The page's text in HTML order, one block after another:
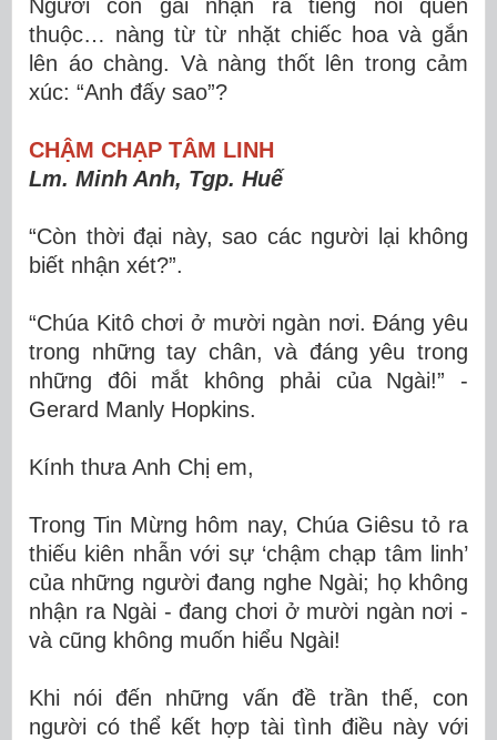
Người con gái nhận ra tiếng nói quen
thuộc… nàng từ từ nhặt chiếc hoa và gắn
lên áo chàng. Và nàng thốt lên trong cảm
xúc: “Anh đấy sao”?
CHẬM CHẠP TÂM LINH
Lm. Minh Anh, Tgp. Huế
“Còn thời đại này, sao các người lại không
biết nhận xét?”.
“Chúa Kitô chơi ở mười ngàn nơi. Đáng yêu
trong những tay chân, và đáng yêu trong
những đôi mắt không phải của Ngài!” -
Gerard Manly Hopkins.
Kính thưa Anh Chị em,
Trong Tin Mừng hôm nay, Chúa Giêsu tỏ ra
thiếu kiên nhẫn với sự ‘chậm chạp tâm linh’
của những người đang nghe Ngài; họ không
nhận ra Ngài - đang chơi ở mười ngàn nơi -
và cũng không muốn hiểu Ngài!
Khi nói đến những vấn đề trần thế, con
người có thể kết hợp tài tình điều này với